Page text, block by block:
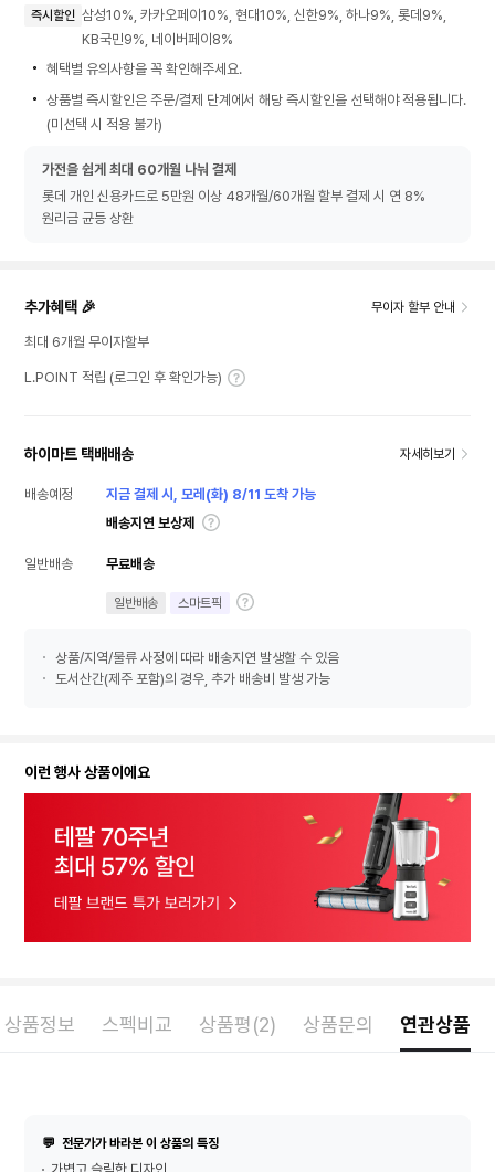
즉시할인 삼성10%, 카카오페이10%, 현대10%, 신한9%, 하나9%, 롯데9%,
KB국민9%, 네이버페이8%
혜택별 유의사항을 꼭 확인해주세요.
상품별 즉시할인은 주문/결제 단계에서 해당 즉시할인을 선택해야 적용됩니다.
(미선택 시 적용 불가)
가전을 쉽게 최대 60개월 나눠 결제
롯데 개인 신용카드로 5만원 이상 48개월/60개월 할부 결제 시 연 8%
원리금 균등 상환
추가혜택 🎉 무이자 할부 안내
최대 6개월 무이자할부
L.POINT 적립 (로그인 후 확인가능)
하이마트 택배배송 자세히보기
배송예정
지금 결제 시, 모레(화) 8/11 도착 가능
배송지연 보상제
일반배송 무료배송
일반배송 스마트픽
상품/지역/물류 사정에 따라 배송지연 발생할 수 있음
도서산간(제주 포함)의 경우, 추가 배송비 발생 가능
이런 행사 상품이에요
상품정보 스펙비교 상품평(2) 상품문의 연관상품
💬 전문가가 바라본 이 상품의 특징